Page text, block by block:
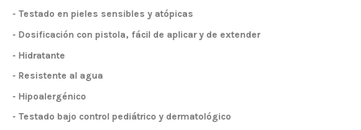
- Testado en pieles sensibles y atópicas
- Dosificación con pistola, fácil de aplicar y de extender
- Hidratante
- Resistente al agua
- Hipoalergénico
- Testado bajo control pediátrico y dermatológico